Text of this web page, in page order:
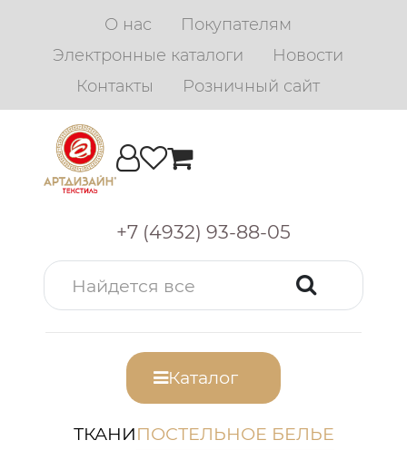
О нас
Покупателям
Электронные каталоги
Новости
Контакты
Розничный сайт
+7 (4932) 93-88-05
Каталог
ТКАНИПОСТЕЛЬНОЕ БЕЛЬЕ